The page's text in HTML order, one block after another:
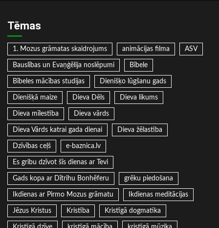
Tēmas
1. Mozus grāmatas skaidrojums animācijas filma ASV
Bauslības un Evaņģēlija noslēpumi Bībele
Bībeles mācības studijas Dienišķo lūgšanu gads
Dienišķā maize Dieva Dēls Dieva likums
Dieva mīlestība Dieva vārds
Dieva Vārds katrai gada dienai Dieva žēlastība
Dzīvības ceļš e-baznica.lv
Es gribu dzīvot šīs dienas ar Tevi
Gads kopa ar Dītrihu Bonhēferu grēku piedošana
Ikdienas ar Pirmo Mozus grāmatu Ikdienas meditācijas
Jēzus Kristus Kristība Kristīgā dogmatika